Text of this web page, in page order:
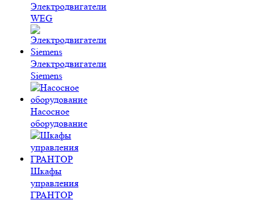
Электродвигатели
WEG
Электродвигатели
Siemens
Насосное
оборудование
Шкафы
управления
ГРАНТОР